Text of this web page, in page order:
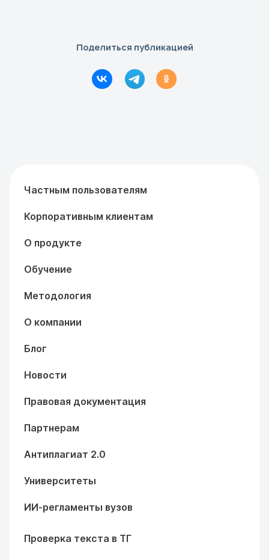
Поделиться публикацией
Частным пользователям
Корпоративным клиентам
О продукте
Обучение
Методология
О компании
Блог
Новости
Правовая документация
Партнерам
Антиплагиат 2.0
Университеты
ИИ-регламенты вузов
Проверка текста в ТГ